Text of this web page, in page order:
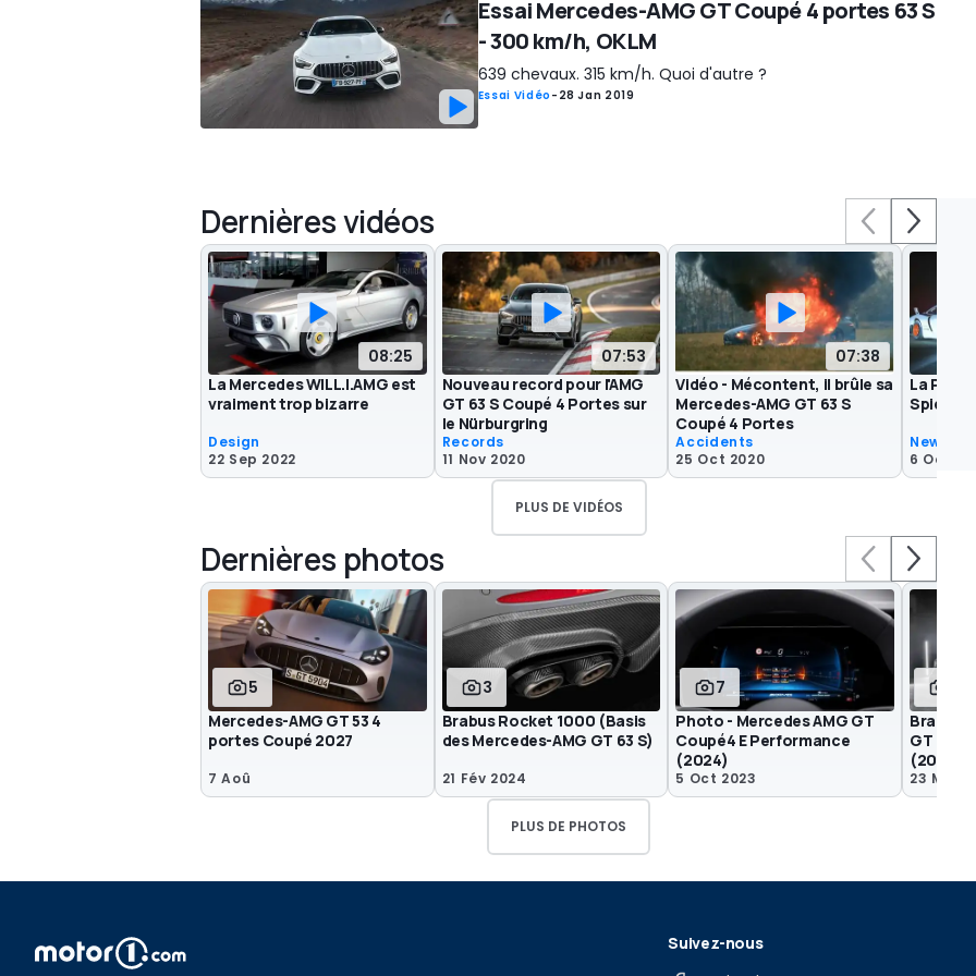
Essai Mercedes-AMG GT Coupé 4 portes 63 S
- 300 km/h, OKLM
639 chevaux. 315 km/h. Quoi d'autre ?
Essai Vidéo - 28 Jan 2019
Dernières vidéos
08:25
La Mercedes WILL.I.AMG est
vraiment trop bizarre
Design
22 Sep 2022
07:53
Nouveau record pour l'AMG
GT 63 S Coupé 4 Portes sur
le Nürburgring
Records
11 Nov 2020
07:38
Vidéo - Mécontent, il brûle sa
Mercedes-AMG GT 63 S
Coupé 4 Portes
Accidents
25 Oct 2020
La
Spider et
News
6 Oct
PLUS DE VIDÉOS
Dernières photos
5
Mercedes-AMG GT 53 4
portes Coupé 2027
7 Aoû
3
Brabus Rocket 1000 (Basis
des Mercedes-AMG GT 63 S)
21 Fév 2024
7
Photo - Mercedes AMG GT
Coupé4 E Performance
(2024)
5 Oct 2023
Brabus
GT 63 S
(2023)
23 Mai
PLUS DE PHOTOS
Suivez-nous